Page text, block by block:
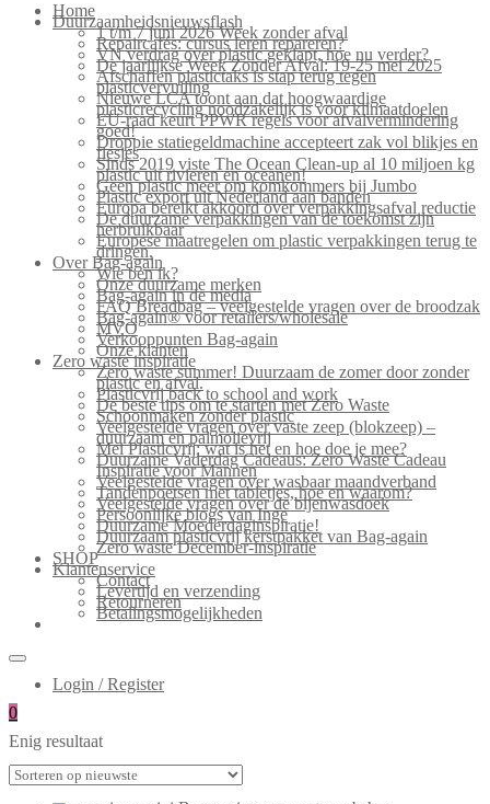
Home
Duurzaamheidsnieuwsflash
1 t/m 7 juni 2026 Week zonder afval
Repaircafés: cursus leren repareren?
VN verdrag over plastic geklapt, hoe nu verder?
De jaarlijkse Week Zonder Afval: 19-25 mei 2025
Afschaffen plastictaks is stap terug tegen
plasticvervuiling
Nieuwe LCA toont aan dat hoogwaardige
plasticrecycling noodzakelijk is voor klimaatdoelen
EU-raad keurt PPWR regels voor afvalvermindering
goed!
Droppie statiegeldmachine accepteert zak vol blikjes en
flesjes
Sinds 2019 viste The Ocean Clean-up al 10 miljoen kg
plastic uit rivieren en oceanen!
Geen plastic meer om komkommers bij Jumbo
Plastic export uit Nederland aan banden
Europa bereikt akkoord over verpakkingsafval reductie
De duurzame verpakkingen van de toekomst zijn
herbruikbaar
Europese maatregelen om plastic verpakkingen terug te
dringen.
Over Bag-again
Wie ben ik?
Onze duurzame merken
Bag-again in de media
FAQ Breadbag – veelgestelde vragen over de broodzak
Bag-again® voor retailers/wholesale
MVO
Verkooppunten Bag-again
Onze klanten
Zero waste inspiratie
Zero waste summer! Duurzaam de zomer door zonder
plastic en afval.
Plasticvrij back to school and work
De beste tips om te starten met Zero Waste
Schoonmaken zonder plastic
Veelgestelde vragen over vaste zeep (blokzeep) –
duurzaam en palmolievrij
Mei Plasticvrij: wat is het en hoe doe je mee?
Duurzame Vaderdag Cadeaus: Zero Waste Cadeau
Inspiratie voor Mannen
Veelgestelde vragen over wasbaar maandverband
Tandenpoetsen met tabletjes, hoe en waarom?
Veelgestelde vragen over de bijenwasdoek
Persoonlijke blogs van Inge
Duurzame Moederdaginspiratie!
Duurzaam plasticvrij kerstpakket van Bag-again
Zero waste December-inspiratie
SHOP
Klantenservice
Contact
Levertijd en verzending
Retourneren
Betalingsmogelijkheden
Login / Register
0
Enig resultaat